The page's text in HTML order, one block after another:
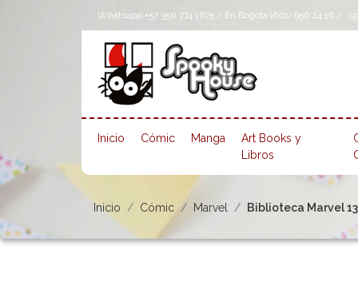
Whatsapp +57 350 774 1675 / En Bogotá (601) 656 24 16 /
Inicio Cómic Manga
Art Books y
Libros
Inicio Cómic Marvel Biblioteca Marvel